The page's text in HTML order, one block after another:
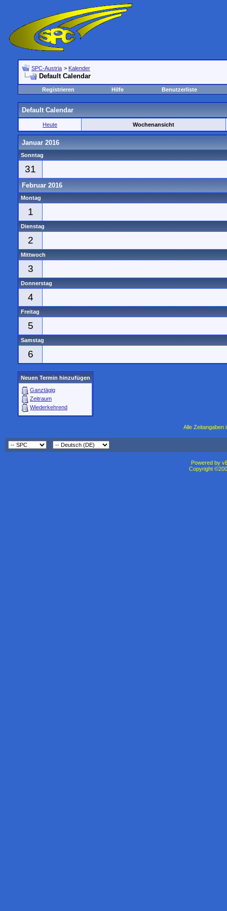
SPC-Austria > Kalender
Default Calendar
Registrieren Hilfe Benutzerliste
Default Calendar
Heute Wochenansicht
Januar 2016
Sonntag
31
Februar 2016
Montag
1
Dienstag
2
Mittwoch
3
Donnerstag
4
Freitag
5
Samstag
6
Neuen Termin hinzufügen
Ganztägig
Zeitraum
Wiederkehrend
Alle Zeitangaben
Powered by
Copyright